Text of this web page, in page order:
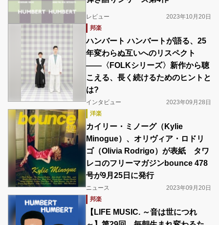
レビュー
2023年10月20日
邦楽
ハンバート ハンバートが語る、25
年変わらぬ互いへのリスペクト
――〈FOLKシリーズ〉新作から聴
こえる、長く続けるためのヒントと
は?
インタビュー
2023年09月28日
洋楽
カイリー・ミノーグ（Kylie
Minogue）、オリヴィア・ロドリ
ゴ（Olivia Rodrigo）が表紙 タワ
レコのフリーマガジンbounce 478
号が9月25日に発行
ニュース
2023年09月20日
邦楽
【LIFE MUSIC. ～音は世につれ